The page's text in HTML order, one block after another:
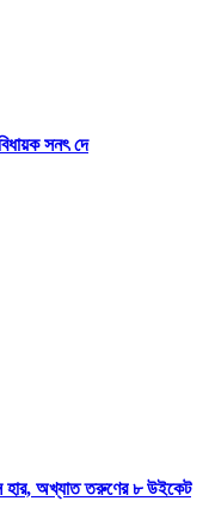
সনৎ দে
হার, অখ্যাত তরুণের ৮ উইকেট